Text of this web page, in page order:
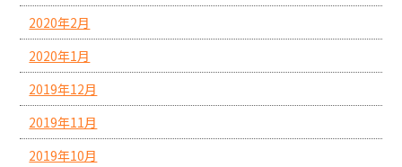
2020年2月
2020年1月
2019年12月
2019年11月
2019年10月